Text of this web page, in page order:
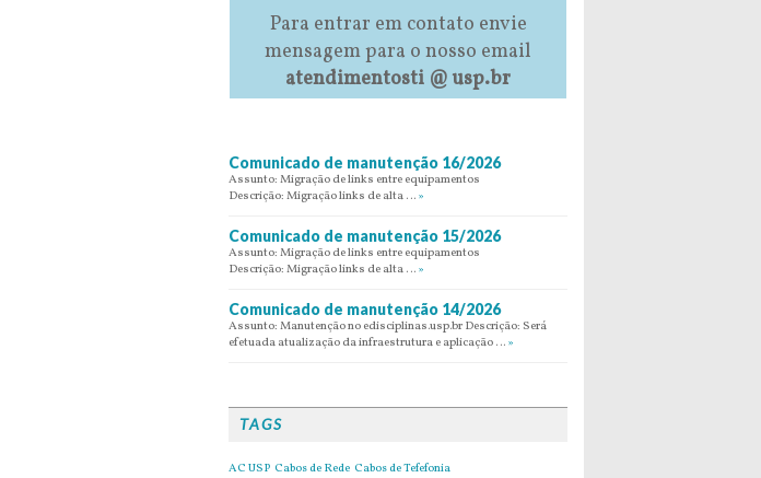
Para entrar em contato envie
mensagem para o nosso email
atendimentosti @ usp.br
Comunicado de manutenção 16/2026
Assunto: Migração de links entre equipamentos
Descrição: Migração links de alta … »
Comunicado de manutenção 15/2026
Assunto: Migração de links entre equipamentos
Descrição: Migração links de alta … »
Comunicado de manutenção 14/2026
Assunto: Manutenção no edisciplinas.usp.br Descrição: Será
efetuada atualização da infraestrutura e aplicação … »
TAGS
AC USP Cabos de Rede Cabos de Tefefonia